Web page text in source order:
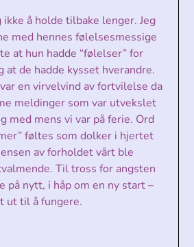
å holde tilbake lenger. Jeg
med hennes følelsesmessige
at hun hadde “følelser” for
at de hadde kysset hverandre.
en virvelvind av fortvilelse da
meldinger som var utvekslet
med mens vi var på ferie. Ord
føltes som dolker i hjertet
av forholdet vårt ble
Til tross for angsten
på nytt, i håp om en ny start –
ut til å fungere.